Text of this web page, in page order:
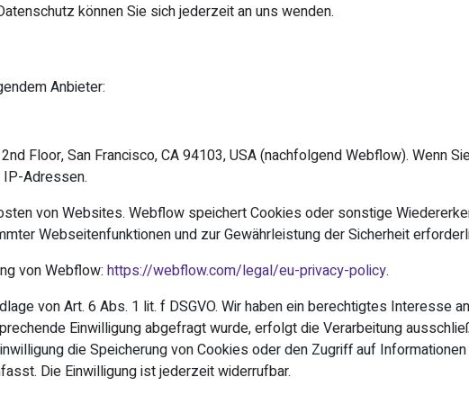
können Sie sich jederzeit an uns wenden.
Anbieter:
Floor, San Francisco, CA 94103, USA (nachfolgend Webflow). Wenn
Adressen.
von Websites. Webflow speichert Cookies oder sonstige
Webseitenfunktionen und zur Gewährleistung der Sicherheit
von Webflow: https://webflow.com/legal/eu-privacy-policy.
von Art. 6 Abs. 1 lit. f DSGVO. Wir haben ein berechtigtes Interesse
Einwilligung abgefragt wurde, erfolgt die Verarbeitung
die Speicherung von Cookies oder den Zugriff auf
Die Einwilligung ist jederzeit widerrufbar.